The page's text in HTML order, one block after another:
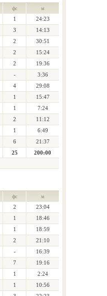
фс м
1
24:23
3
14:13
2
30:51
2
15:24
2
19:36
-
3:36
4
29:08
1
15:47
1
7:24
2
11:12
1
6:49
6
21:37
25
200:00
фс м
2
23:04
1
18:46
1
18:59
2
21:10
-
16:39
7
19:16
1
2:24
1
10:56